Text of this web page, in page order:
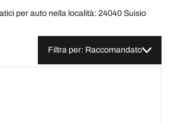
per auto nella località: 24040 Suisio
Filtra per: Raccomandato